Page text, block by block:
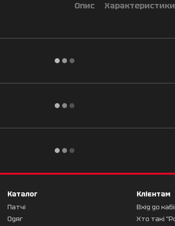
Опис
Характеристики
Каталог
Патчі
Одяг
Клієнтам
Вхід до
Хто такі